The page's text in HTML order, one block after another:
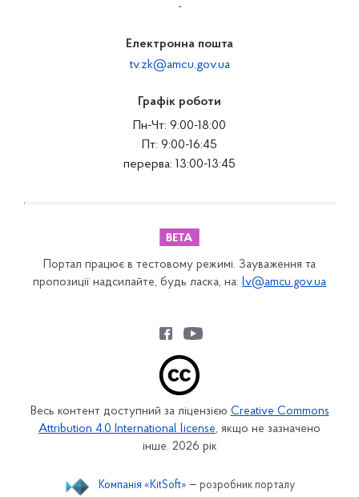
-
Електронна пошта
tv.zk@amcu.gov.ua
Графік роботи
Пн-Чт: 9:00-18:00
Пт: 9:00-16:45
перерва: 13:00-13:45
Портал працює в тестовому режимі. Зауваження та
пропозиції надсилайте, будь ласка, на: lv@amcu.gov.ua
Весь контент доступний за ліцензією Creative Commons
Attribution 4.0 International license, якщо не зазначено
інше. 2026 рік
Компанія «KitSoft» — розробник порталу